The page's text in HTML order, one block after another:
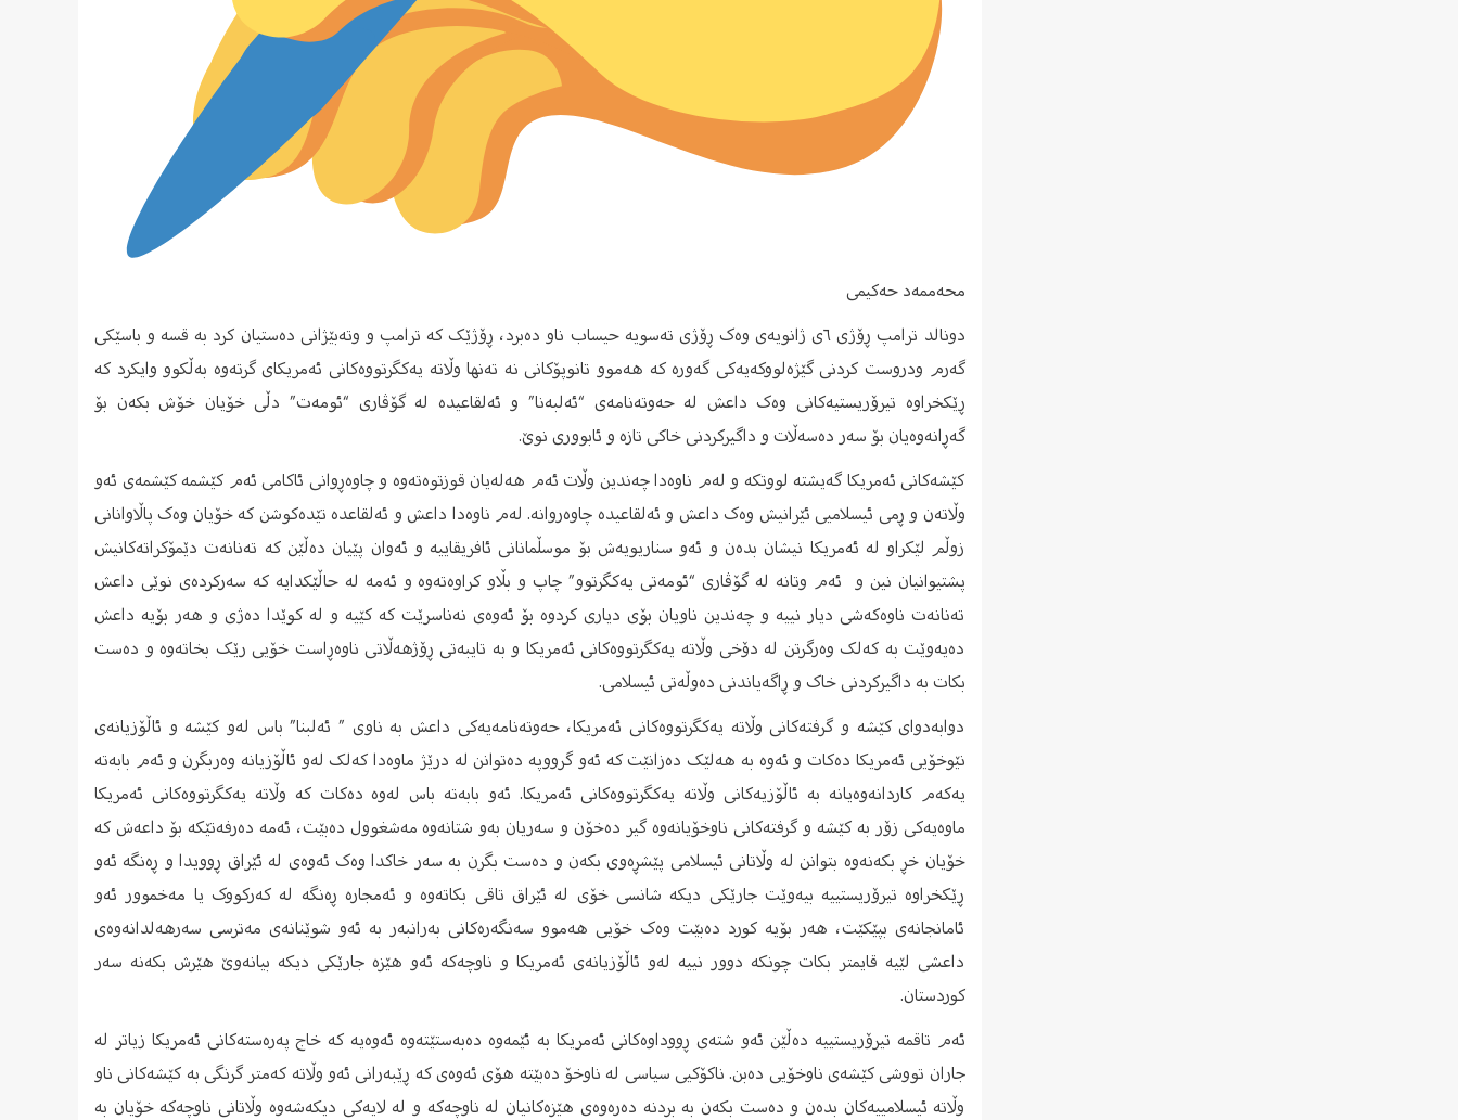
محەممەد حەکیمی
دونالد ترامپ ڕۆژی ٦ی ژانویەی وەک ڕۆژی تەسویە حیساب ناو دەبرد، ڕۆژێک کە ترامپ و وتەبێژانی دەستیان کرد بە قسە و باسێکی
گەرم ودروست کردنی گێژەلووکەیەکی گەورە کە هەموو تانوپۆکانی نە تەنها وڵاتە یەکگرتووەکانی ئەمریکای گرتەوە بەڵکوو وایکرد کە
ڕێکخراوە تیرۆریستیەکانی وەک داعش لە حەوتەنامەی “ئەلبەنا” و ئەلقاعیدە لە گۆڤاری “ئومەت” دڵی خۆیان خۆش بکەن بۆ
گەڕانەوەیان بۆ سەر دەسەڵات و داگیرکردنی خاکی تازە و ئابووری نوێ.
کێشەکانی ئەمریکا گەیشتە لووتکە و لەم ناوەدا چەندین وڵات ئەم هەلەیان قوزتوەتەوە و چاوەڕوانی ئاکامی ئەم کێشمە کێشمەی ئەو
وڵاتەن و ڕمی ئیسلامیی ئێرانیش وەک داعش و ئەلقاعیدە چاوەروانە. لەم ناوەدا داعش و ئەلقاعدە تێدەکوشن کە خۆیان وەک پاڵاوانانی
زوڵم لێکراو لە ئەمریکا نیشان بدەن و ئەو سناریویەش بۆ موسڵمانانی ئافریقاییە و ئەوان پێیان دەڵێن کە تەنانەت دێمۆکراتەکانیش
پشتیوانیان نین و ئەم وتانە لە گۆڤاری “ئومەتی یەکگرتوو” چاپ و بڵاو کراوەتەوە و ئەمە لە حاڵێکدایە کە سەرکردەی نوێی داعش
تەنانەت ناوەکەشی دیار نییە و چەندین ناویان بۆی دیاری کردوە بۆ ئەوەی نەناسرێت کە کێیە و لە کوێدا دەژی و هەر بۆیە داعش
دەیەوێت بە کەلک وەرگرتن لە دۆخی وڵاتە یەکگرتووەکانی ئەمریکا و بە تایبەتی ڕۆژهەڵاتی ناوەڕاست خۆیی رێک بخاتەوە و دەست
بکات بە داگیرکردنی خاک و ڕاگەیاندنی دەوڵەتی ئیسلامی.
دوابەدوای کێشە و گرفتەکانی وڵاتە یەکگرتووەکانی ئەمریکا، حەوتەنامەیەکی داعش بە ناوی ” ئەلبنا” باس لەو کێشە و ئاڵۆزیانەی
نێوخۆیی ئەمریکا دەکات و ئەوە بە هەلێک دەزانێت کە ئەو گرووپە دەتوانن لە درێژ ماوەدا کەلک لەو ئاڵۆزیانە وەربگرن و ئەم بابەتە
یەکەم کاردانەوەیانە بە ئاڵۆزیەکانی وڵاتە یەکگرتووەکانی ئەمریکا. ئەو بابەتە باس لەوە دەکات کە وڵاتە یەکگرتووەکانی ئەمریکا
ماوەیەکی زۆر بە کێشە و گرفتەکانی ناوخۆیانەوە گیر دەخۆن و سەریان بەو شتانەوە مەشغوول دەبێت، ئەمە دەرفەتێکە بۆ داعەش کە
خۆیان خڕ بکەنەوە بتوانن لە وڵاتانی ئیسلامی پێشڕەوی بکەن و دەست بگرن بە سەر خاکدا وەک ئەوەی لە ئێراق ڕوویدا و ڕەنگە ئەو
ڕێکخراوە تیرۆریستییە بیەوێت جارێکی دیکە شانسی خۆی لە ئێراق تاقی بکاتەوە و ئەمجارە ڕەنگە لە کەرکووک یا مەخموور ئەو
ئامانجانەی بپێکێت، هەر بۆیە کورد دەبێت وەک خۆیی هەموو سەنگەرەکانی بەرانبەر بە ئەو شوێنانەی مەترسی سەرهەلدانەوەی
داعشی لێیە قایمتر بکات چونکە دوور نییە لەو ئاڵۆزیانەی ئەمریکا و ناوچەکە ئەو هێزە جارێکی دیکە بیانەوێ هێرش بکەنە سەر
کوردستان.
ئەم تاقمە تیرۆریستییە دەڵێن ئەو شتەی ڕووداوەکانی ئەمریکا بە ئێمەوە دەبەستێتەوە ئەوەیە کە خاج پەرەستەکانی ئەمریکا زیاتر لە
جاران تووشی کێشەی ناوخۆیی دەبن. ناکۆکیی سیاسی لە ناوخۆ دەبێتە هۆی ئەوەی کە ڕێبەرانی ئەو وڵاتە کەمتر گرنگی بە کێشەکانی ناو
وڵاتە ئیسلامییەکان بدەن و دەست بکەن بە بردنە دەرەوەی هێزەکانیان لە ناوچەکە و لە لایەکی دیکەشەوە وڵاتانی ناوچەکە خۆیان بە